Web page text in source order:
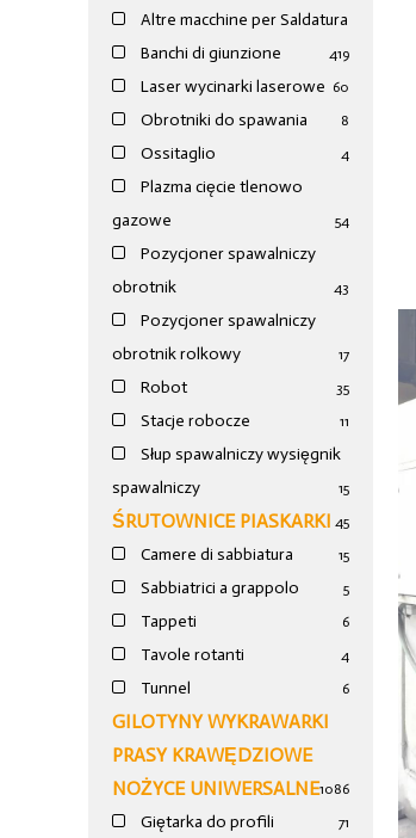
Altre macchine per Saldatura
19
Banchi di giunzione 4
Laser wycinarki laserowe 60
Obrotniki do spawania 8
Ossitaglio 4
Plazma cięcie tlenowo
gazowe
54
Pozycjoner spawalniczy
obrotnik
43
Pozycjoner spawalniczy
obrotnik rolkowy
17
Robot 35
Stacje robocze 11
Słup spawalniczy wysięgnik
spawalniczy
15
ŚRUTOWNICE PIASKARKI 45
Camere di sabbiatura 15
Sabbiatrici a grappolo 5
Tappeti 6
Tavole rotanti 4
Tunnel 6
GILOTYNY WYKRAWARKI
PRASY KRAWĘDZIOWE
NOŻYCE UNIWERSALNE1086
Giętarka do profili 71